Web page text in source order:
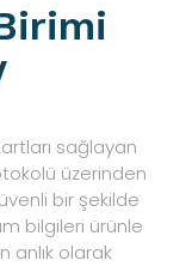
sağlayan
üzerinden
bir şekilde
bilgileri ürünle
anlık olarak